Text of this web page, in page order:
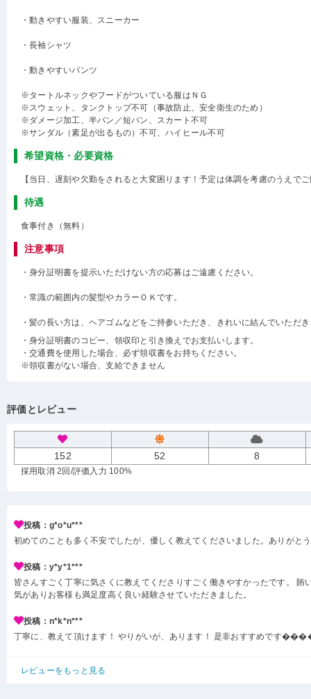
・動きやすい服装、スニーカー
・長袖シャツ
・動きやすいパンツ
※タートルネックやフードがついている服はＮＧ
※スウェット、タンクトップ不可（事故防止、安全衛生のため）
※ダメージ加工、半パン／短パン、スカート不可
※サンダル（素足が出るもの）不可、ハイヒール不可
希望資格・必要資格
【当日、遅刻や欠勤をされると大変困ります！予定は体調を考慮のうえで
待遇
食事付き（無料）
注意事項
・身分証明書を提示いただけない方の応募はご遠慮ください。
・常識の範囲内の髪型やカラーＯＫです。
・髪の長い方は、ヘアゴムなどをご持参いただき、きれいに結んでいただ
・身分証明書のコピー、領収印と引き換えでお支払いします。
・交通費を使用した場合、必ず領収書をお持ちください。
※領収書がない場合、支給できません
評価とレビュー
152 52 8
採用取消 2回 /評価入力 100%
投稿：g*o*u***
初めてのことも多く不安でしたが、優しく教えてくださいました。ありがと
投稿：y*y*1***
皆さんすごく丁寧に気さくに教えてくださりすごく働きやすかったです。 賄
気がありお客様も満足度高く良い経験させていただきました。
投稿：n*k*n***
丁寧に、教えて頂けます！ やりがいが、あります！ 是非おすすめです
レビューをもっと見る